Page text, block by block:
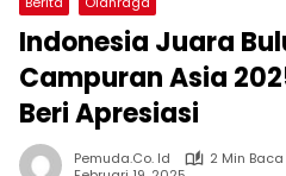
Indonesia Juara
Campuran Asia
Beri Apresiasi
Pemuda.co. Id
2 Min Baca